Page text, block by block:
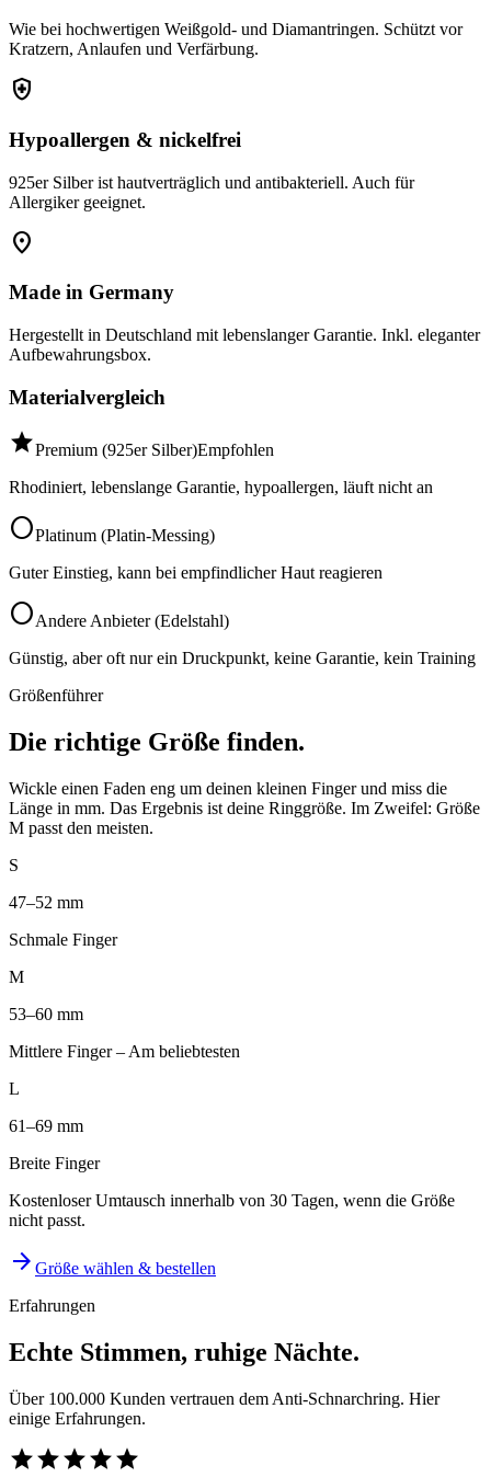
Wie bei hochwertigen Weißgold- und Diamantringen. Schützt vor
Kratzern, Anlaufen und Verfärbung.
health_and_safety
Hypoallergen & nickelfrei
925er Silber ist hautverträglich und antibakteriell. Auch für
Allergiker geeignet.
location_on
Made in Germany
Hergestellt in Deutschland mit lebenslanger Garantie. Inkl. eleganter
Aufbewahrungsbox.
Materialvergleich
starPremium (925er Silber)Empfohlen
Rhodiniert, lebenslange Garantie, hypoallergen, läuft nicht an
circlePlatinum (Platin-Messing)
Guter Einstieg, kann bei empfindlicher Haut reagieren
circleAndere Anbieter (Edelstahl)
Günstig, aber oft nur ein Druckpunkt, keine Garantie, kein Training
Größenführer
Die richtige Größe finden.
Wickle einen Faden eng um deinen kleinen Finger und miss die
Länge in mm. Das Ergebnis ist deine Ringgröße. Im Zweifel: Größe
M passt den meisten.
S
47–52 mm
Schmale Finger
M
53–60 mm
Mittlere Finger – Am beliebtesten
L
61–69 mm
Breite Finger
Kostenloser Umtausch innerhalb von 30 Tagen, wenn die Größe
nicht passt.
arrow_forward Größe wählen & bestellen
Erfahrungen
Echte Stimmen, ruhige Nächte.
Über 100.000 Kunden vertrauen dem Anti-Schnarchring. Hier
einige Erfahrungen.
starstarstarstarstar